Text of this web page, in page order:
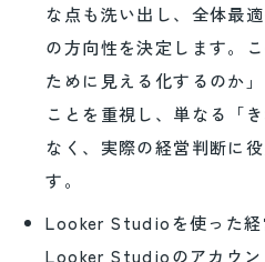
な点も洗い出し、全体最
の方向性を決定します。
ために見える化するのか
ことを重視し、単なる「
なく、実際の経営判断に
す。
Looker Studioを使った経
Looker Studioのアカウン